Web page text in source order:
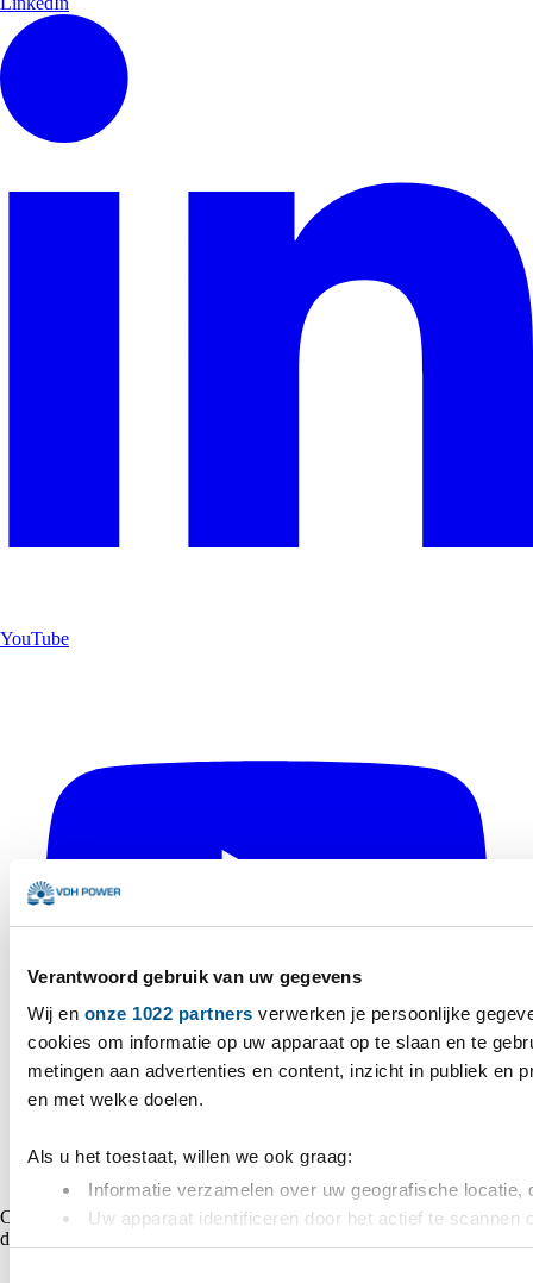
Verantwoord gebruik van uw gegevens
Wij en onze 1022 partners verwerken je persoonlijke
cookies om informatie op uw apparaat op te slaan en te
metingen aan advertenties en content, inzicht in publiek en
en met welke doelen.
Als u het toestaat, willen we ook graag:
Informatie verzamelen over uw geografische
Uw apparaat identificeren door het actief te scannen
Lees meer over hoe uw persoonlijke gegevens worden
YouTube
Copyright © 2026 VDH Power Alle rechten voorbehouden - Gemaakt
door